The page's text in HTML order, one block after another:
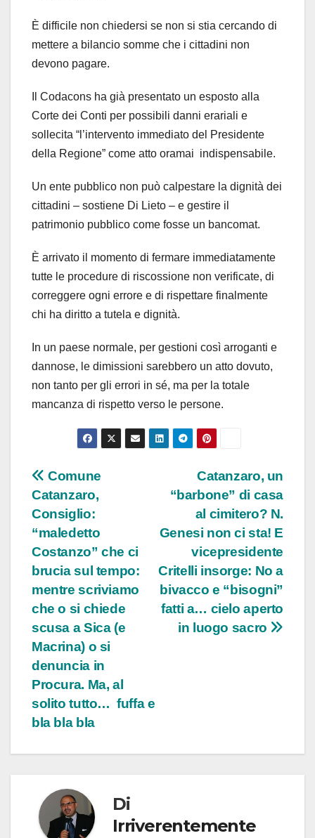
È difficile non chiedersi se non si stia cercando di
mettere a bilancio somme che i cittadini non
devono pagare.
Il Codacons ha già presentato un esposto alla
Corte dei Conti per possibili danni erariali e
sollecita “l’intervento immediato del Presidente
della Regione” come atto oramai indispensabile.
Un ente pubblico non può calpestare la dignità dei
cittadini – sostiene Di Lieto – e gestire il
patrimonio pubblico come fosse un bancomat.
È arrivato il momento di fermare immediatamente
tutte le procedure di riscossione non verificate, di
correggere ogni errore e di rispettare finalmente
chi ha diritto a tutela e dignità.
In un paese normale, per gestioni così arroganti e
dannose, le dimissioni sarebbero un atto dovuto,
non tanto per gli errori in sé, ma per la totale
mancanza di rispetto verso le persone.
Navigazione
articoli
Catanzaro, un
“barbone” di casa
al cimitero? N.
Genesi non ci sta! E
vicepresidente
Critelli insorge: No a
bivacco e “bisogni”
fatti a… cielo aperto
in luogo sacro
Comune
Catanzaro,
Consiglio:
“maledetto
Costanzo” che ci
brucia sul tempo:
mentre scriviamo
che o si chiede
scusa a Sica (e
Macrina) o si
denuncia in
Procura. Ma, al
solito tutto… fuffa e
bla bla bla
Di
Irriverentemente